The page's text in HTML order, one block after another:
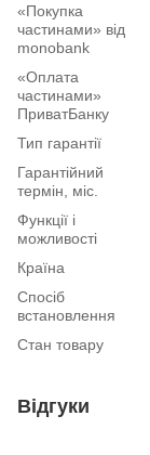
«Покупка
частинами» від
monobank
«Оплата
частинами»
ПриватБанку
Тип гарантії
Гарантійний
термін, міс.
Функції і
можливості
Країна
Спосіб
встановлення
Стан товару
Відгуки